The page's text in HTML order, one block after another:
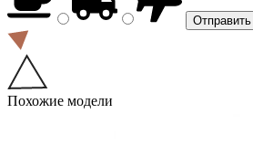
Похожие модели